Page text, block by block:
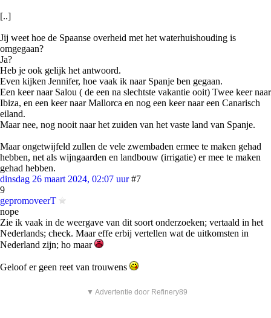
[..]
Jij weet hoe de Spaanse overheid met het waterhuishouding is
omgegaan?
Ja?
Heb je ook gelijk het antwoord.
Even kijken Jennifer, hoe vaak ik naar Spanje ben gegaan.
Een keer naar Salou ( de een na slechtste vakantie ooit) Twee keer naar
Ibiza, en een keer naar Mallorca en nog een keer naar een Canarisch
eiland.
Maar nee, nog nooit naar het zuiden van het vaste land van Spanje.
Maar ongetwijfeld zullen de vele zwembaden ermee te maken gehad
hebben, net als wijngaarden en landbouw (irrigatie) er mee te maken
gehad hebben.
dinsdag 26 maart 2024, 02:07 uur #7
9
gepromoveerT
nope
Zie ik vaak in de weergave van dit soort onderzoeken; vertaald in het
Nederlands; check. Maar effe erbij vertellen wat de uitkomsten in
Nederland zijn; ho maar
Geloof er geen reet van trouwens
▼ Advertentie door Refinery89